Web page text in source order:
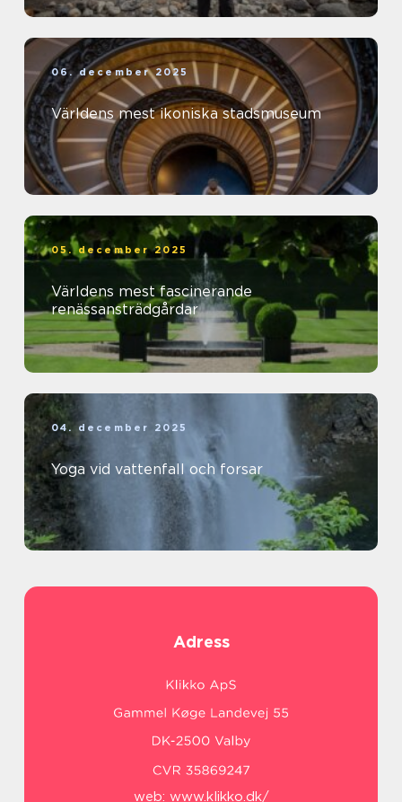
06. december 2025
Världens mest ikoniska stadsmuseum
05. december 2025
Världens mest fascinerande
renässansträdgårdar
04. december 2025
Yoga vid vattenfall och forsar
Adress
web: www.klikko.dk/